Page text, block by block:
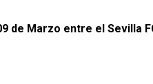
de Marzo entre el Sevilla